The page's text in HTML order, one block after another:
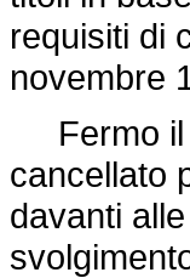
requisiti di
novembre
Fermo il
cancellato
davanti